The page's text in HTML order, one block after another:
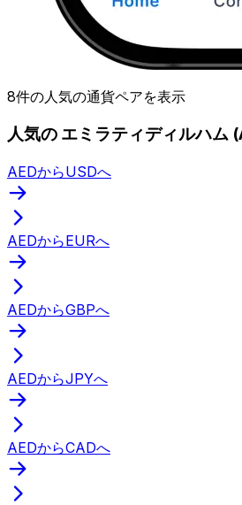
8件の人気の通貨ペアを表示
人気の エミラティディルハム
AEDからUSDへ
AEDからEURへ
AEDからGBPへ
AEDからJPYへ
AEDからCADへ